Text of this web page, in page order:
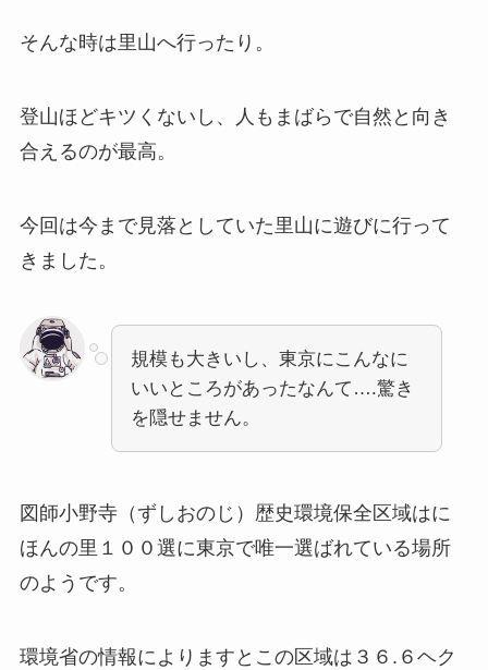
そんな時は里山へ行ったり。
登山ほどキツくないし、人もまばらで自然と向き
合えるのが最高。
今回は今まで見落としていた里山に遊びに行って
きました。
規模も大きいし、東京にこんなに
いいところがあったなんて….驚き
を隠せません。
図師小野寺（ずしおのじ）歴史環境保全区域はに
ほんの里１００選に東京で唯一選ばれている場所
のようです。
環境省の情報によりますとこの区域は３６.６ヘク